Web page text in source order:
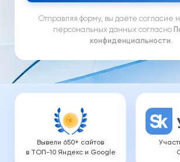
Отправляя форму, вы даёте согласие
персональных данных согласно
конфиденциальности.
Вывели 650+ сайтов
в ТОП-10 Яндекс и Google